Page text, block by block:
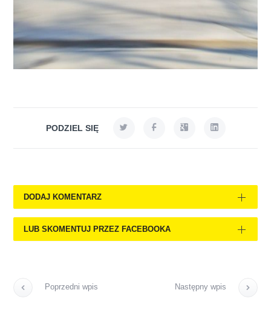
PODZIEL SIĘ
DODAJ KOMENTARZ
LUB SKOMENTUJ PRZEZ FACEBOOKA
Poprzedni wpis Następny wpis